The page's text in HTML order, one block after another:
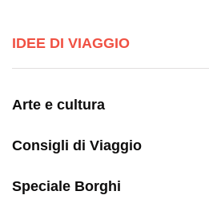
IDEE DI VIAGGIO
Arte e cultura
Consigli di Viaggio
Speciale Borghi